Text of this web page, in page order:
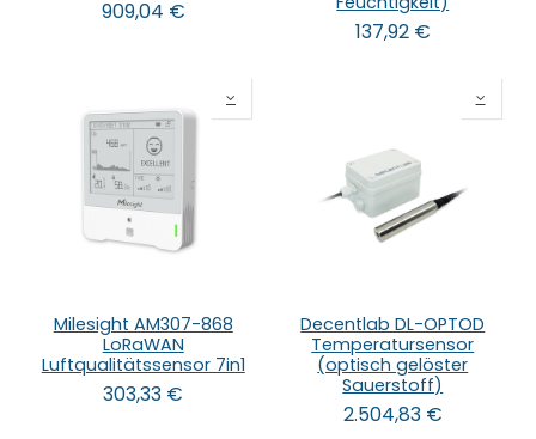
909,04 €
137,92€
Milesight AM307-868
LoRaWAN
Luftqualitätssensor 7in1
303,33 €
Decentlab DL-OPTOD
Temperatursensor
(optisch gelöster
Sauerstoff)
2.504,83€